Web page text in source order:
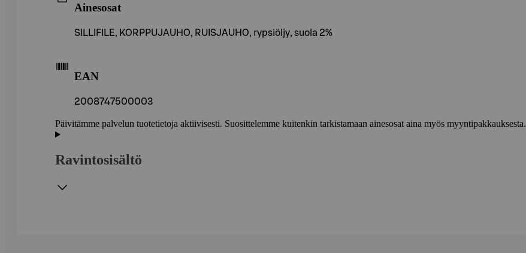
Ainesosat
SILLIFILE, KORPPUJAUHO, RUISJAUHO, rypsiöljy, suola 2%
EAN
2008747500003
Päivitämme palvelun tuotetietoja aktiivisesti. Suosittelemme kuitenkin tarkistamaan ainesosat aina myös myyntipakkauksesta.
Ravintosisältö